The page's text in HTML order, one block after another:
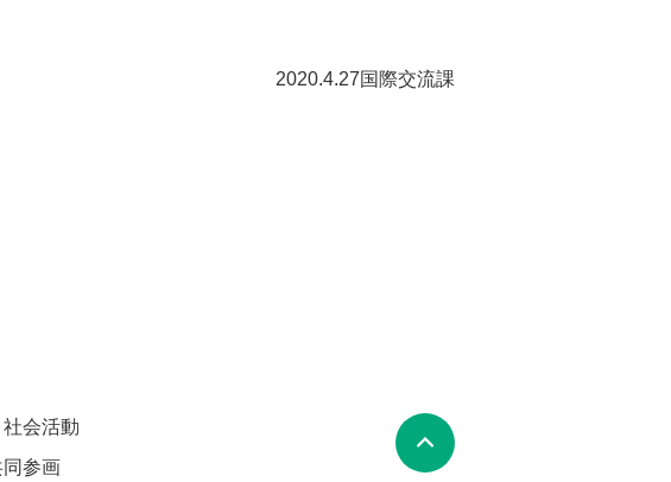
2020.4.27国際交流課
会活動
参画